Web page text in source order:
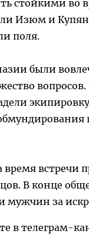
стойкими во
Изюм и
поля.
были
вопросов.
встречи
В конце
мужчин за
в телеграм-